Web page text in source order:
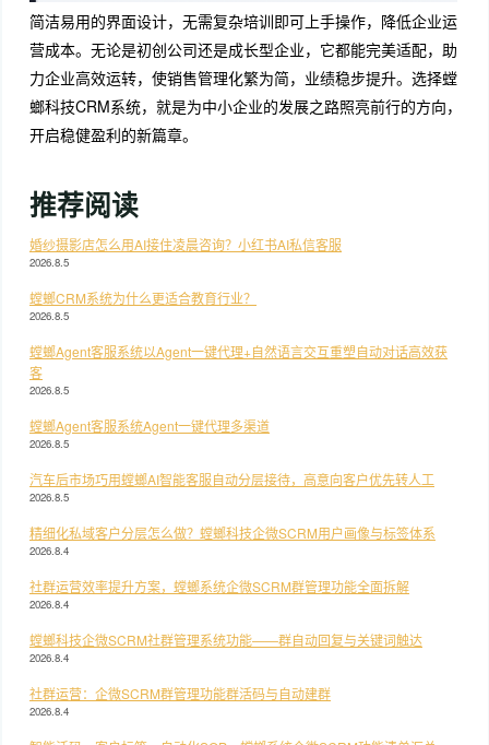
简洁易用的界面设计，无需复杂培训即可上手操作，降低企业运
营成本。无论是初创公司还是成长型企业，它都能完美适配，助
力企业高效运转，使销售管理化繁为简，业绩稳步提升。选择螳
螂科技CRM系统，就是为中小企业的发展之路照亮前行的方向，
开启稳健盈利的新篇章。
推荐阅读
婚纱摄影店怎么用AI接住凌晨咨询？小红书AI私信客服
2026.8.5
螳螂CRM系统为什么更适合教育行业？
2026.8.5
螳螂Agent客服系统以Agent一键代理+自然语言交互重塑自动对话高效获
客
2026.8.5
螳螂Agent客服系统Agent一键代理多渠道
2026.8.5
汽车后市场巧用螳螂AI智能客服自动分层接待，高意向客户优先转人工
2026.8.5
精细化私域客户分层怎么做？螳螂科技企微SCRM用户画像与标签体系
2026.8.4
社群运营效率提升方案，螳螂系统企微SCRM群管理功能全面拆解
2026.8.4
螳螂科技企微SCRM社群管理系统功能——群自动回复与关键词触达
2026.8.4
社群运营：企微SCRM群管理功能群活码与自动建群
2026.8.4